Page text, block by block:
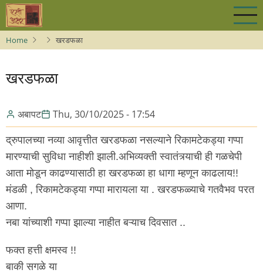
Skip
main
content
Home खरडफळा
खरडफळा
अबापट Thu, 30/10/2025 - 17:54
द्रुपालच्या नव्या आवृत्तीत खरडफळा नसल्याने रिकामटेकड्या गप्पा
मारण्याची सुविधा नाहीशी झाली.अभिव्यक्ती स्वातंत्र्याची ही गळचेपी
आता मोडून काढण्यासाठी हा खरडफळा हा धागा म्हणून काढलाय!!
मंडळी , रिकामटेकड्या गप्पा मारायला या . खरडफळ्याचे गतवैभव परत
आणा.
नबा यांच्याशी गप्पा झाल्या नाहीत बऱ्याच दिवसात ..
फक्त हत्ती क्षमस्व !!
बाकी सगळे या